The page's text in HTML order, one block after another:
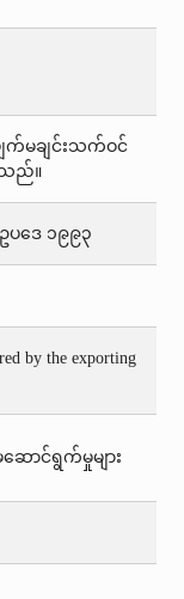
က်မချင်းသက်ဝင်
သည်။
ပဒေ ၁၉၉၃
by the exporting
ာင်ရွက်မှုများ